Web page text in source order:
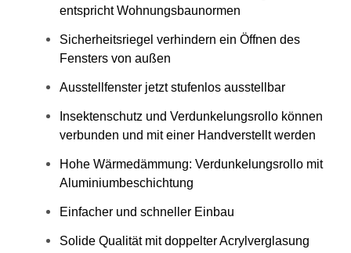
entspricht Wohnungsbaunormen
Sicherheitsriegel verhindern ein Öffnen des
Fensters von außen
Ausstellfenster jetzt stufenlos ausstellbar
Insektenschutz und Verdunkelungsrollo können
verbunden und mit einer Handverstellt werden
Hohe Wärmedämmung: Verdunkelungsrollo mit
Aluminiumbeschichtung
Einfacher und schneller Einbau
Solide Qualität mit doppelter Acrylverglasung